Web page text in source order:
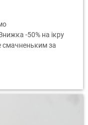
-50% на ікру
смачненьким за